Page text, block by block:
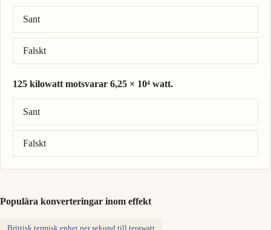
Sant
Falskt
Rätt svar: 243 kilowatt = 330 hästkraft (metrisk).
125 kilowatt motsvarar 6,25 × 10⁴ watt.
Sant
Falskt
Rätt svar: 125 kilowatt = 1,25 × 10⁵ watt.
Populära konverteringar inom effekt
Brittisk termisk enhet per sekund till terawatt